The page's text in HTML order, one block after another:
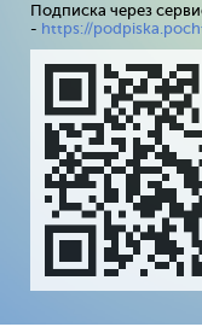
Подписка через
- https://